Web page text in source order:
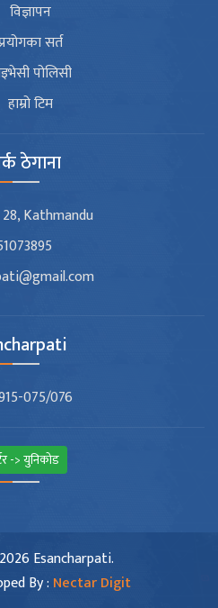
विज्ञापन
सर्त
पोलिसी
हाम्रो टिम
ठेगाना
Kathmandu
075/076
-> युनिकोड
Esancharpati.
By : Nectar Digit